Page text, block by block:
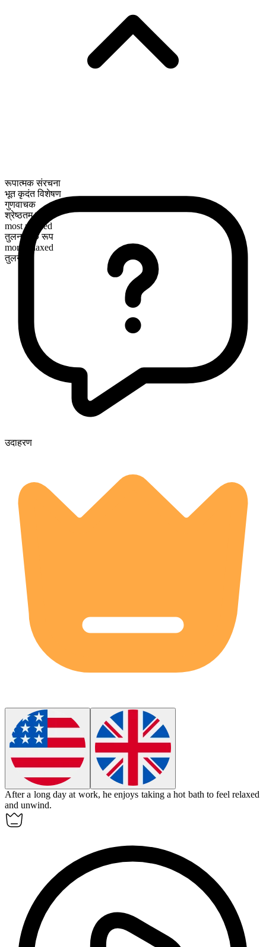
रूपात्मक संरचना
भूत कृदंत विशेषण
गुणवाचक
श्रेष्ठतम रूप
most relaxed
तुलनात्मक रूप
more relaxed
तुलनीय
उदाहरण
After a long day at work, he enjoys taking a hot bath to feelrelaxed
and unwind.